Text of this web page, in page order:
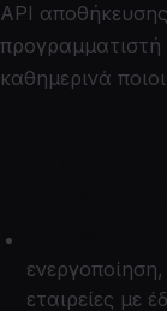
API
καθημερινά
ενεργοποίηση,
εταιρείες με